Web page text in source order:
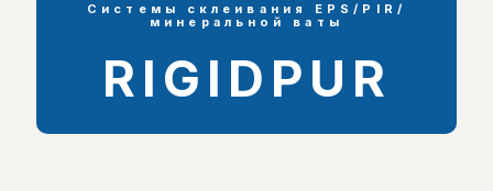
Системы склеивания EPS/PIR/
минеральной ваты
RIGIDPUR